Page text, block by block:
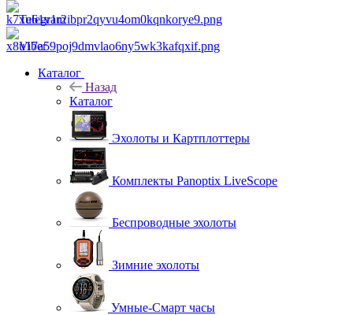
Telegram
Viber
Каталог
Назад
Каталог
Эхолоты и Картплоттеры
Комплекты Panoptix LiveScope
Беспроводные эхолоты
Зимние эхолоты
Умные-Смарт часы